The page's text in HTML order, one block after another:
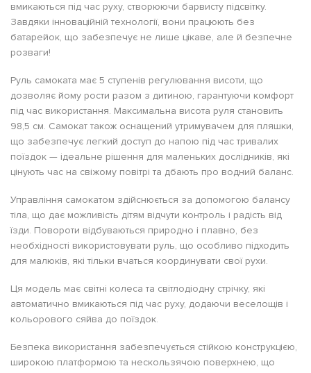
вмикаються під час руху, створюючи барвисту підсвітку.
Завдяки інноваційній технології, вони працюють без
батарейок, що забезпечує не лише цікаве, але й безпечне
розваги!
Руль самоката має 5 ступенів регулювання висоти, що
дозволяє йому рости разом з дитиною, гарантуючи комфорт
під час використання. Максимальна висота руля становить
98,5 см. Самокат також оснащений утримувачем для пляшки,
що забезпечує легкий доступ до напою під час тривалих
поїздок — ідеальне рішення для маленьких дослідників, які
цінують час на свіжому повітрі та дбають про водний баланс.
Управління самокатом здійснюється за допомогою балансу
тіла, що дає можливість дітям відчути контроль і радість від
їзди. Повороти відбуваються природно і плавно, без
необхідності використовувати руль, що особливо підходить
для малюків, які тільки вчаться координувати свої рухи.
Ця модель має світні колеса та світлодіодну стрічку, які
автоматично вмикаються під час руху, додаючи веселощів і
кольорового сяйва до поїздок.
Безпека використання забезпечується стійкою конструкцією,
широкою платформою та нескользячою поверхнею, що